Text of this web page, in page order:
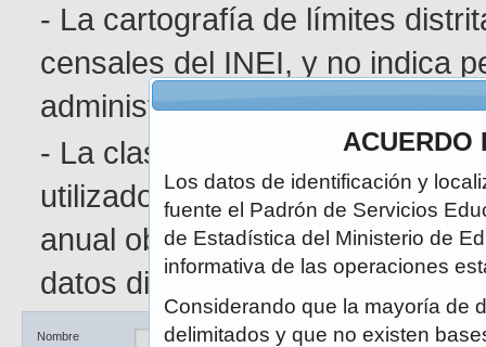
- La cartografía de límites
censales del INEI, y no indica
administrativa determinada.
- La clasificación de área
utilizado en el Censo de
anual obedece a la naturaleza
datos disponibles.
Nombre Ubicación DRE / UGEL
ACUERDO
Los datos de identificación y
fuente el Padrón de Servicios
de Estadística del Ministerio de
informativa de las operaciones
Considerando que la mayoría de
delimitados y que no existen